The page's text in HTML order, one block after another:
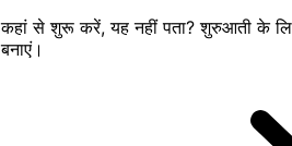
कहां से शुरू करें, यह नहीं पता? शुरुआती के
बनाएं।